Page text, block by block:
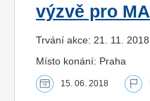
výzvě pro
Trvání akce: 21. 11. 2018
Místo konání: Praha
15. 06. 2018